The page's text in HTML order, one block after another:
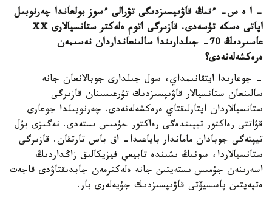
- ا ە س- ءتىڭ قاۋىپسىزدىگى تۋرالى ءسوز بولعاندا چەرنوبىل
اپاتى ەسكە تۇسەدى. قازىرگى اتوم ەلەكتر ستانسيالارى ⅩⅩ
عاسىردىڭ 70- جىلدارىندا سالىنعانداردان نەسىمەن
ەرەكشەلەنەدى؟
- جوعارىدا ايتقانىمداي، سول جىلدارى جوبالانعان جانە
سالىنعان ستانسيالار قاۋىپسىزدىك تۇرعىسىنان قازىرگى
ستانسيالاردان ايتارلىقتاي ەرەكشەلەنەدى. چەرنوبىلدا جوعارى
قۋاتتى رەاكتور تيپىندەگى رەاكتور جۇمىس ىستەدى. نەگىزى بۇل
تيپتەگى جوبادان ماماندار باياعىدا- اق باس تارتقان. قازىرگى
ستانسيالاردا، سونىڭ ىشىندە تابيعي فيزيكالىق زاڭداردىڭ
اسەرىنەن جۇمىس ىستەيتىن جانە ەلەكترمەن جابدىقتاۋدى قاجەت
ەتپەيتىن پاسسيۆتى قاۋىپسىزدىك جۇيەلەرى بار.